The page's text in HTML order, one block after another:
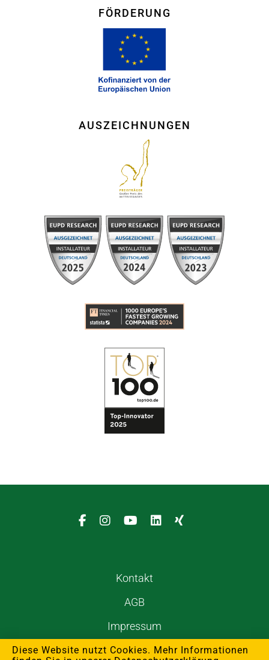
FÖRDERUNG
AUSZEICHNUNGEN
Kontakt
AGB
Impressum
Datenschutzerklärung
Diese Website nutzt Cookies. Mehr Informationen